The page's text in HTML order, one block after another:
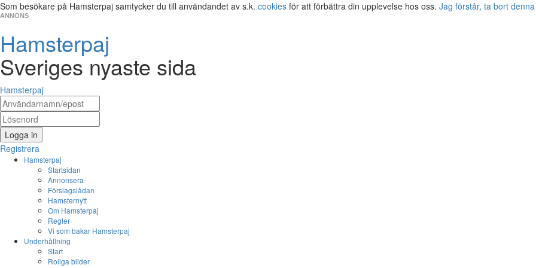
Som besökare på Hamsterpaj samtycker du till användandet av s.k. cookies för att förbättra din upplevelse hos oss. Jag förstår, ta bort
ANNONS
Hamsterpaj
Sveriges nyaste sida
Hamsterpaj
Logga in
Registrera
Hamsterpaj
Startsidan
Annonsera
Förslagslådan
Hamsternytt
Om Hamsterpaj
Regler
Vi som bakar Hamsterpaj
Underhållning
Start
Roliga bilder